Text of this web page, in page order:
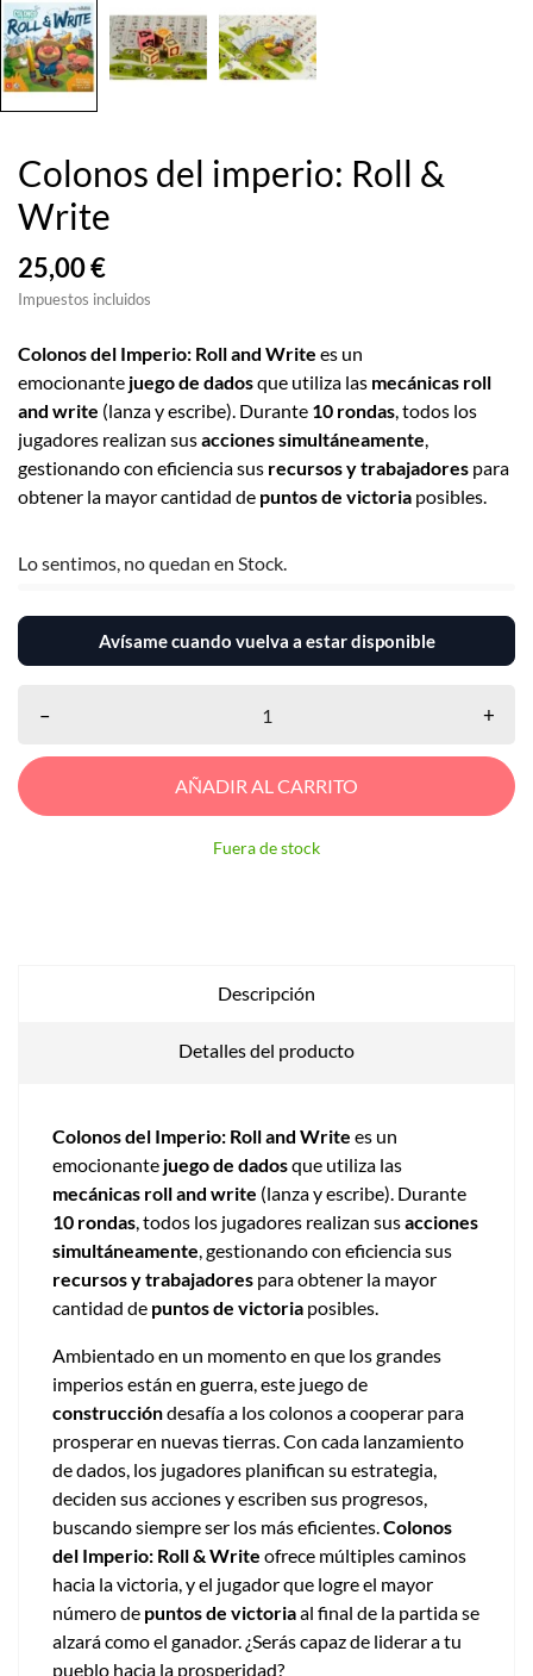
Colonos del imperio: Roll &
Write
25,00 €
Impuestos incluidos
Colonos del Imperio: Roll and Write es un
emocionante juego de dadosque utiliza las mecánicas roll
and write (lanza y escribe). Durante 10 rondas, todos los
jugadores realizan susacciones simultáneamente,
gestionando con eficiencia sus recursos y trabajadores para
obtener la mayor cantidad de puntos de victoria posibles.
Lo sentimos, no quedan en Stock.
Avísame cuando vuelva a estar disponible
– +
AÑADIR AL CARRITO
Fuera de stock
Descripción
Detalles del producto
Colonos del Imperio: Roll and Write es un
emocionante juego de dadosque utiliza las
mecánicas roll and write (lanza y escribe). Durante
10 rondas, todos los jugadores realizan susacciones
simultáneamente, gestionando con eficiencia sus
recursos y trabajadores para obtener la mayor
cantidad de puntos de victoria posibles.
Ambientado en un momento en que los grandes
imperios están en guerra, este juego de
construccióndesafía a los colonos a cooperar para
prosperar en nuevas tierras. Con cada lanzamiento
de dados, los jugadores planifican su estrategia,
deciden sus acciones y escriben sus progresos,
buscando siempre ser los más eficientes.Colonos
del Imperio: Roll & Write ofrece múltiples caminos
hacia la victoria, y el jugador que logre el mayor
número de puntos de victoriaal final de la partida se
alzará como el ganador. ¿Serás capaz de liderar a tu
pueblo hacia la prosperidad?